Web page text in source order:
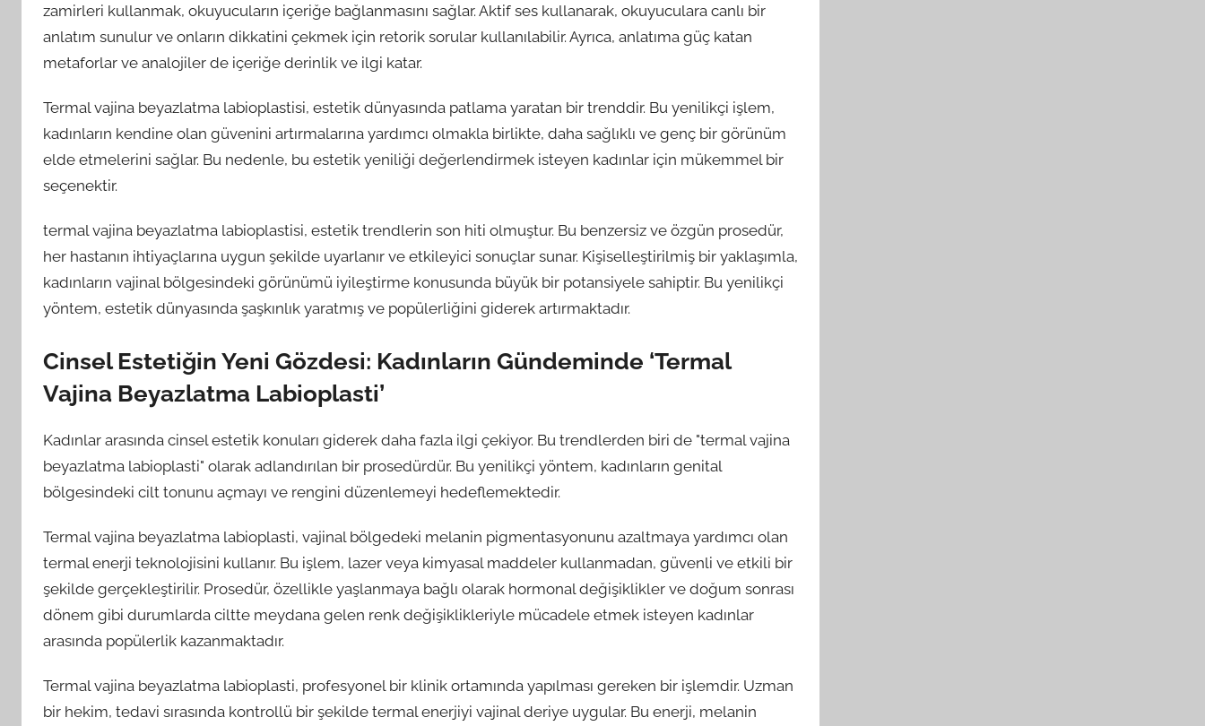
zamirleri kullanmak, okuyucuların içeriğe bağlanmasını sağlar. Aktif ses kullanarak, okuyuculara canlı bir
anlatım sunulur ve onların dikkatini çekmek için retorik sorular kullanılabilir. Ayrıca, anlatıma güç katan
metaforlar ve analojiler de içeriğe derinlik ve ilgi katar.
Termal vajina beyazlatma labioplastisi, estetik dünyasında patlama yaratan bir trenddir. Bu yenilikçi işlem,
kadınların kendine olan güvenini artırmalarına yardımcı olmakla birlikte, daha sağlıklı ve genç bir görünüm
elde etmelerini sağlar. Bu nedenle, bu estetik yeniliği değerlendirmek isteyen kadınlar için mükemmel bir
seçenektir.
termal vajina beyazlatma labioplastisi, estetik trendlerin son hiti olmuştur. Bu benzersiz ve özgün prosedür,
her hastanın ihtiyaçlarına uygun şekilde uyarlanır ve etkileyici sonuçlar sunar. Kişiselleştirilmiş bir yaklaşımla,
kadınların vajinal bölgesindeki görünümü iyileştirme konusunda büyük bir potansiyele sahiptir. Bu yenilikçi
yöntem, estetik dünyasında şaşkınlık yaratmış ve popülerliğini giderek artırmaktadır.
Cinsel Estetiğin Yeni Gözdesi: Kadınların Gündeminde ‘Termal
Vajina Beyazlatma Labioplasti’
Kadınlar arasında cinsel estetik konuları giderek daha fazla ilgi çekiyor. Bu trendlerden biri de "termal vajina
beyazlatma labioplasti" olarak adlandırılan bir prosedürdür. Bu yenilikçi yöntem, kadınların genital
bölgesindeki cilt tonunu açmayı ve rengini düzenlemeyi hedeflemektedir.
Termal vajina beyazlatma labioplasti, vajinal bölgedeki melanin pigmentasyonunu azaltmaya yardımcı olan
termal enerji teknolojisini kullanır. Bu işlem, lazer veya kimyasal maddeler kullanmadan, güvenli ve etkili bir
şekilde gerçekleştirilir. Prosedür, özellikle yaşlanmaya bağlı olarak hormonal değişiklikler ve doğum sonrası
dönem gibi durumlarda ciltte meydana gelen renk değişiklikleriyle mücadele etmek isteyen kadınlar
arasında popülerlik kazanmaktadır.
Termal vajina beyazlatma labioplasti, profesyonel bir klinik ortamında yapılması gereken bir işlemdir. Uzman
bir hekim, tedavi sırasında kontrollü bir şekilde termal enerjiyi vajinal deriye uygular. Bu enerji, melanin